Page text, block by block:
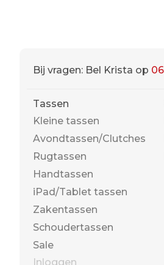
Bij vragen: Bel Krista op
Tassen
Kleine tassen
Avondtassen/Clutches
Rugtassen
Handtassen
iPad/Tablet tassen
Zakentassen
Schoudertassen
Sale
Inloggen